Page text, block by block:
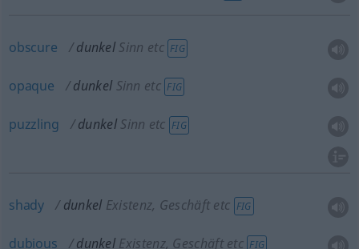
obscure dunkel Sinn etc FIG
opaque dunkel Sinn etc FIG
puzzling dunkel Sinn etc FIG
shady dunkel Existenz, Geschäft etc FIG
dubious dunkel Existenz, Geschäft etc FIG